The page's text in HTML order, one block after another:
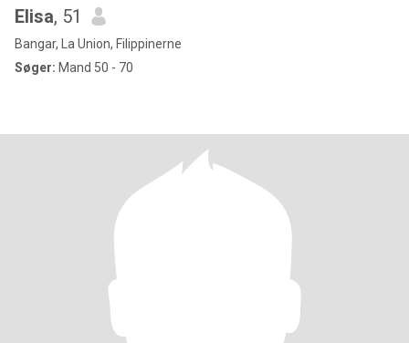
Elisa, 51
Bangar, La Union, Filippinerne
Søger: Mand 50 - 70